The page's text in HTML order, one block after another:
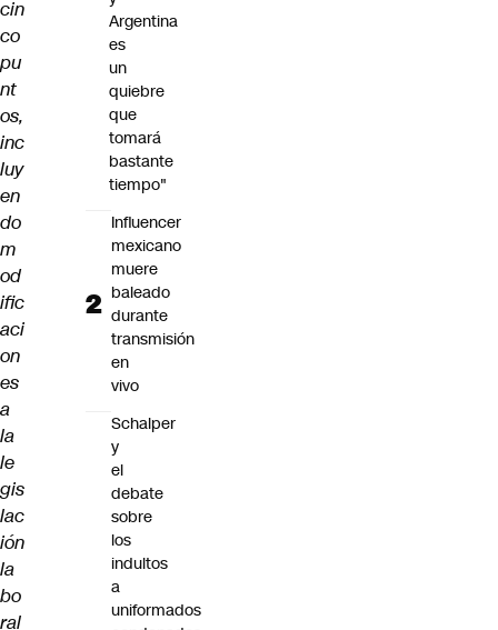
cin
co
pu
nt
os,
inc
luy
en
do
m
od
ific
aci
on
es
a
la
le
gis
lac
ión
la
bo
ral
Argentina
es
un
quiebre
que
tomará
bastante
tiempo"
Influencer
mexicano
muere
baleado
durante
transmisión
en
vivo
Schalper
y
el
debate
sobre
los
indultos
a
uniformados